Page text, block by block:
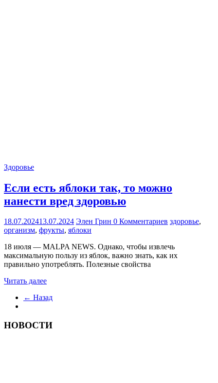
Здоровье
Если есть яблоки так, то можно
нанести вред здоровью
18.07.202413.07.2024 Элен Грин 0 Комментариев здоровье,
организм, фрукты, яблоки
18 июля — MALPA NEWS. Однако, чтобы извлечь
максимальную пользу из яблок, важно знать, как их
правильно употреблять. Полезные свойства
Читать далее
← Назад
НОВОСТИ